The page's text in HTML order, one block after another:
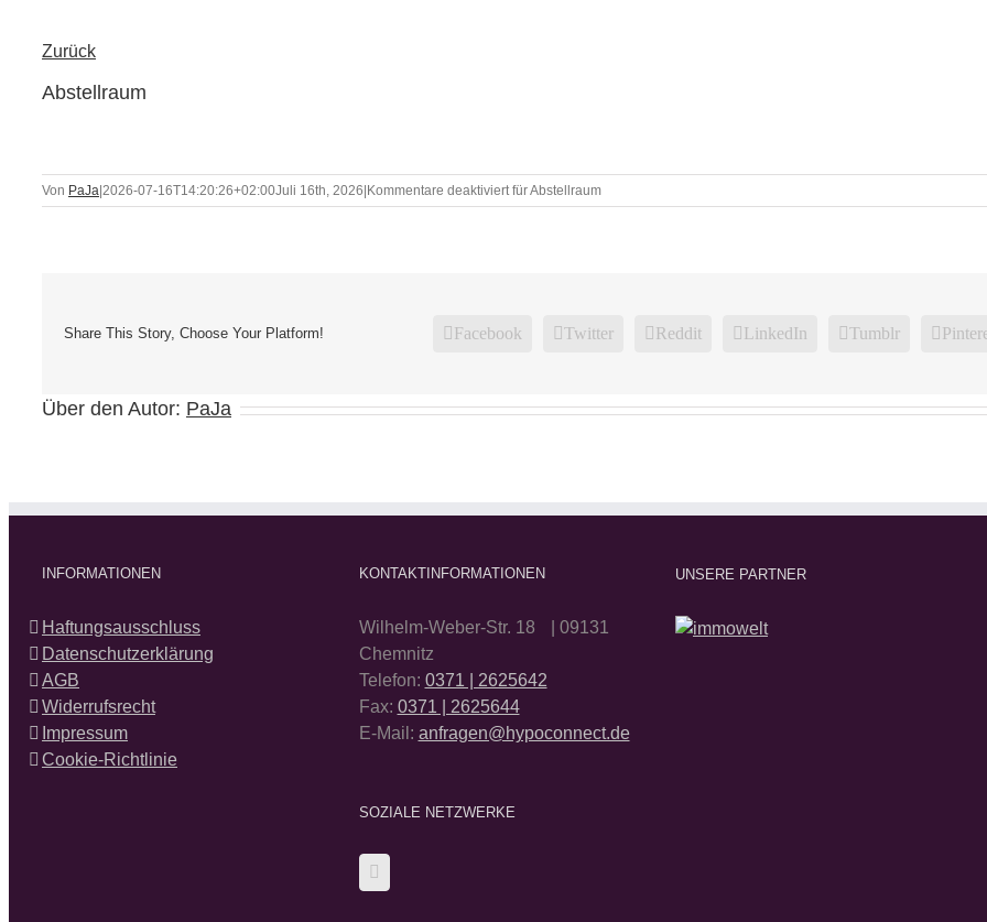
Zurück
Abstellraum
Von PaJa 2026-07-16T14:20:26+02:00Juli 16th, 2026 Kommentare deaktiviertfür Abstellraum
Share This Story, Choose Your Platform! Facebook Twitter Reddit LinkedIn Tumblr
Über den Autor: PaJa
INFORMATIONEN
Haftungsausschluss
Datenschutzerklärung
AGB
Widerrufsrecht
Impressum
Cookie-Richtlinie
KONTAKTINFORMATIONEN
Wilhelm-Weber-Str. 18 | 09131
Chemnitz
Telefon: 0371 | 2625642
Fax: 0371 | 2625644
E-Mail: anfragen@hypoconnect.de
SOZIALE NETZWERKE
UNSERE PARTNER